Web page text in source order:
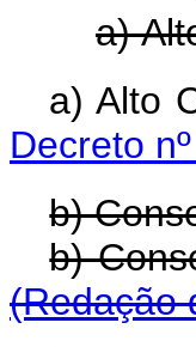
a)
a)
Decreto
b)
b)
(Redação